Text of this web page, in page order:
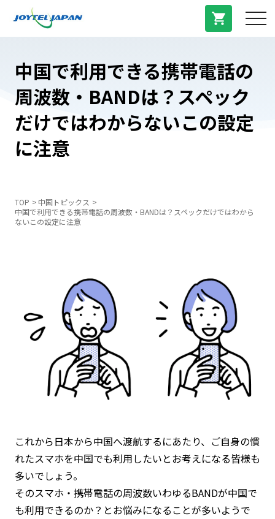
お問い合わせ
ログイン
料金プラン
プラン/商品
中国トピックス
中国で利用できる携帯電話の
周波数・BANDは？スペック
だけではわからないこの設定
に注意
TOP
中国トピックス
中国で利用できる携帯電話の周波数・BANDは？スペックだけではわから
ないこの設定に注意
これから日本から中国へ渡航するにあたり、ご自身の慣
れたスマホを中国でも利用したいとお考えになる皆様も
多いでしょう。
そのスマホ・携帯電話の周波数いわゆるBANDが中国で
も利用できるのか？とお悩みになることが多いようで